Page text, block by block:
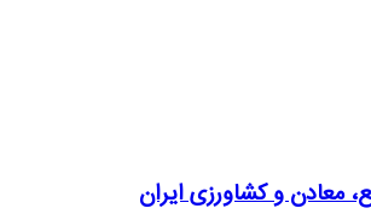
معادن و کشاورزی ایران